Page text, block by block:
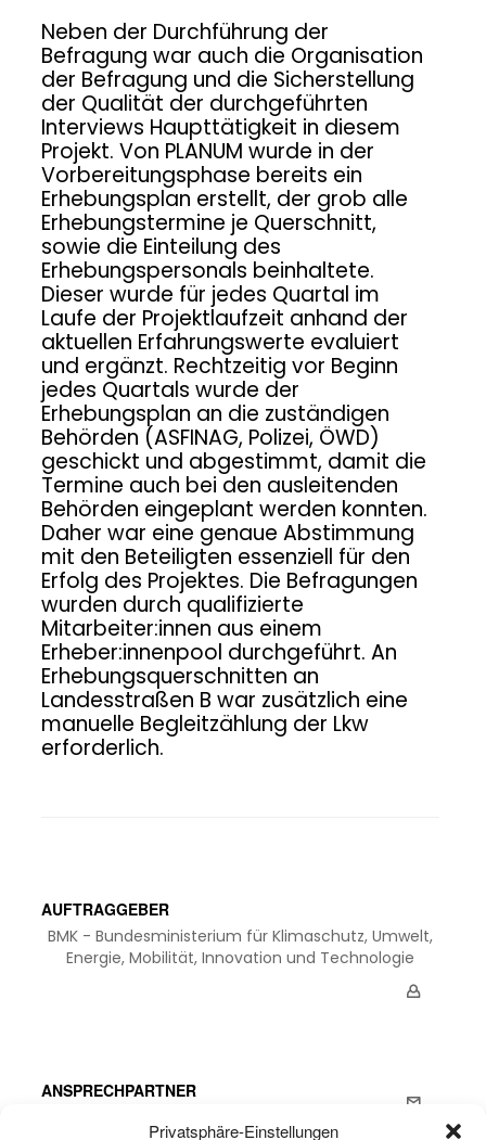
Privatsphäre-Einstellungen
Neben der Durchführung der
Befragung war auch die Organisation
der Befragung und die Sicherstellung
der Qualität der durchgeführten
Interviews Haupttätigkeit in diesem
Projekt. Von PLANUM wurde in der
Vorbereitungsphase bereits ein
Erhebungsplan erstellt, der grob alle
Erhebungstermine je Querschnitt,
sowie die Einteilung des
Erhebungspersonals beinhaltete.
Dieser wurde für jedes Quartal im
Laufe der Projektlaufzeit anhand der
aktuellen Erfahrungswerte evaluiert
und ergänzt. Rechtzeitig vor Beginn
jedes Quartals wurde der
Erhebungsplan an die zuständigen
Behörden (ASFINAG, Polizei, ÖWD)
geschickt und abgestimmt, damit die
Termine auch bei den ausleitenden
Behörden eingeplant werden konnten.
Daher war eine genaue Abstimmung
mit den Beteiligten essenziell für den
Erfolg des Projektes. Die Befragungen
wurden durch qualifizierte
Mitarbeiter:innen aus einem
Erheber:innenpool durchgeführt. An
Erhebungsquerschnitten an
Landesstraßen B war zusätzlich eine
manuelle Begleitzählung der Lkw
erforderlich.
AUFTRAGGEBER
BMK - Bundesministerium für Klimaschutz, Umwelt,
Energie, Mobilität, Innovation und Technologie
ANSPRECHPARTNER